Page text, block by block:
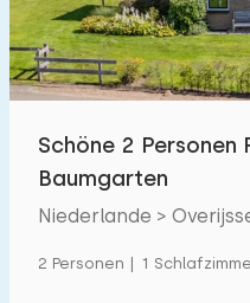
Schöne 2 Personen
Baumgarten
Niederlande >
2 Personen | 1